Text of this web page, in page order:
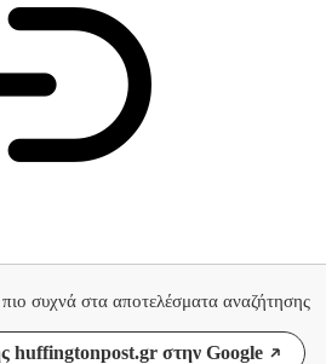
πιο συχνά στα αποτελέσματα αναζήτησης
huffingtonpost.gr στην Google